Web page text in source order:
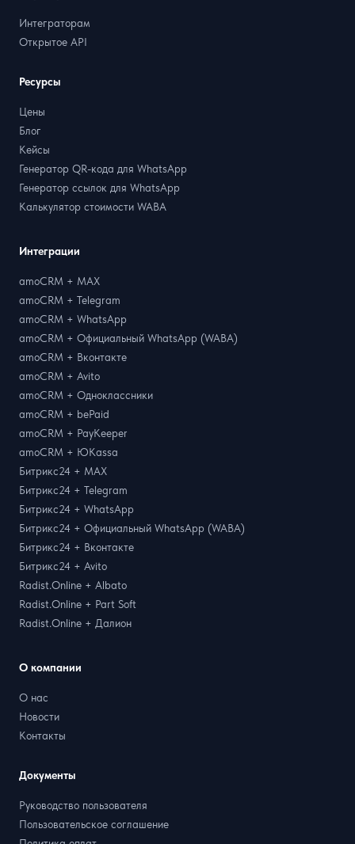
Интеграции
amoCRM + MAX
amoCRM + Telegram
amoCRM + WhatsApp
amoCRM + Официальный WhatsApp (WABA)
amoCRM + Вконтакте
amoCRM + Avito
amoCRM + Одноклассники
amoCRM + bePaid
amoCRM + PayKeeper
amoCRM + ЮKassa
Битрикс24 + MAX
Битрикс24 + Telegram
Битрикс24 + WhatsApp
Битрикс24 + Официальный WhatsApp (WABA)
Битрикс24 + Вконтакте
Битрикс24 + Avito
Radist.Online + Albato
Radist.Online + Part Soft
Radist.Online + Далион
Интеграторам
Открытое API
Ресурсы
Цены
Блог
Кейсы
Генератор QR-кода для WhatsApp
Генератор ссылок для WhatsApp
Калькулятор стоимости WABA
О компании
О нас
Новости
Контакты
Документы
Руководство пользователя
Пользовательское соглашение